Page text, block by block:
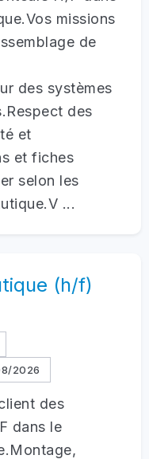
missions
de
des systèmes
des
et
et fiches
selon les
...
(h/f)
2026
des
dans le